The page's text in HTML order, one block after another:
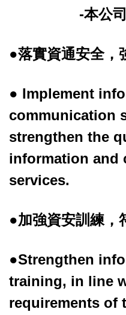
-本公
●落實資通安全，
● Implement
communication
strengthen the
information and
services.
●加強資安訓練，
●Strengthen
training, in line
requirements of